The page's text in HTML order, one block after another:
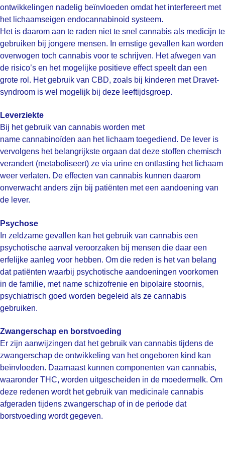
ontwikkelingen nadelig beïnvloeden omdat het interfereert met
het lichaamseigen endocannabinoid systeem.
Het is daarom aan te raden niet te snel cannabis als medicijn te
gebruiken bij jongere mensen. In ernstige gevallen kan worden
overwogen toch cannabis voor te schrijven. Het afwegen van
de risico’s en het mogelijke positieve effect speelt dan een
grote rol. Het gebruik van CBD, zoals bij kinderen met Dravet-
syndroom is wel mogelijk bij deze leeftijdsgroep.
Leverziekte
Bij het gebruik van cannabis worden met
name cannabinoïden aan het lichaam toegediend. De lever is
vervolgens het belangrijkste orgaan dat deze stoffen chemisch
verandert (metaboliseert) ze via urine en ontlasting het lichaam
weer verlaten. De effecten van cannabis kunnen daarom
onverwacht anders zijn bij patiënten met een aandoening van
de lever.
Psychose
In zeldzame gevallen kan het gebruik van cannabis een
psychotische aanval veroorzaken bij mensen die daar een
erfelijke aanleg voor hebben. Om die reden is het van belang
dat patiënten waarbij psychotische aandoeningen voorkomen
in de familie, met name schizofrenie en bipolaire stoornis,
psychiatrisch goed worden begeleid als ze cannabis
gebruiken.
Zwangerschap en borstvoeding
Er zijn aanwijzingen dat het gebruik van cannabis tijdens de
zwangerschap de ontwikkeling van het ongeboren kind kan
beïnvloeden. Daarnaast kunnen componenten van cannabis,
waaronder THC, worden uitgescheiden in de moedermelk. Om
deze redenen wordt het gebruik van medicinale cannabis
afgeraden tijdens zwangerschap of in de periode dat
borstvoeding wordt gegeven.